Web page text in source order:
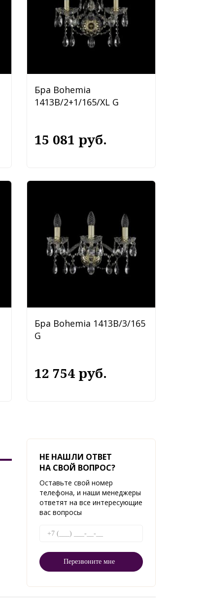
Бра Bohemia
1413B/2+1/165/XL G
15 081 руб.
Бра Bohemia 1413B/3/165
G
12 754 руб.
НЕ НАШЛИ ОТВЕТ
НА СВОЙ ВОПРОС?
Оставьте свой номер
телефона, и наши менеджеры
ответят на все интересующие
вас вопросы